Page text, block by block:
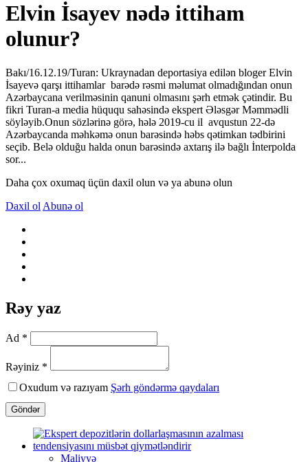
Elvin İsayev nədə ittiham
olunur?
Bakı/16.12.19/Turan: Ukraynadan deportasiya edilən bloger Elvin
İsayevə qarşı ittihamlar barədə rəsmi məlumat olmadığından onun
Azərbaycana verilməsinin qanuni olmasını şərh etmək çətindir. Bu
fikri Turan-a media hüququ sahəsində ekspert Ələsgər Məmmədli
söyləyib.Onun sözlərinə görə, hələ 2019-cu il avqustun 22-də
Azərbaycanda məhkəmə onun barəsində həbs qətimkan tədbirini
seçib. Belə olduğu halda onun barəsində axtarış ilə bağlı İnterpolda
sor...
Daha çox oxumaq üçün daxil olun və ya abunə olun
Daxil ol Abunə ol
Rəy yaz
Ad *
Rəyiniz *
Oxudum və razıyam Şərh göndərmə qaydaları
Göndər
Maliyyə